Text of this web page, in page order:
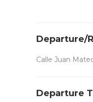
Departure/
Calle Juan
Departure